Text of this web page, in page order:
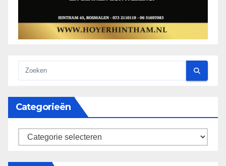
Categorieën
categorieën